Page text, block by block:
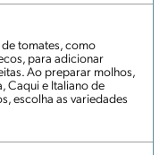
tomates, como
para adicionar
Ao preparar molhos,
Caqui e Italiano de
escolha as variedades